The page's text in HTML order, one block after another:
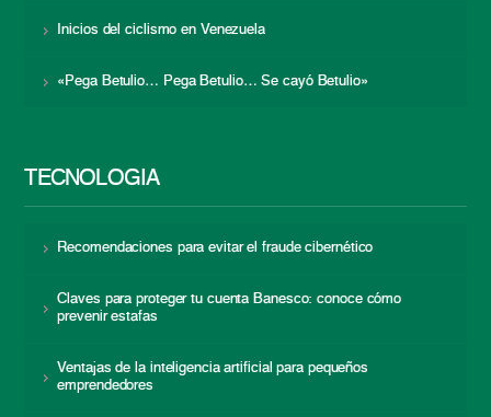
Inicios del ciclismo en Venezuela
«Pega Betulio… Pega Betulio… Se cayó Betulio»
TECNOLOGÍA
Recomendaciones para evitar el fraude cibernético
Claves para proteger tu cuenta Banesco: conoce cómo
prevenir estafas
Ventajas de la inteligencia artificial para pequeños
emprendedores